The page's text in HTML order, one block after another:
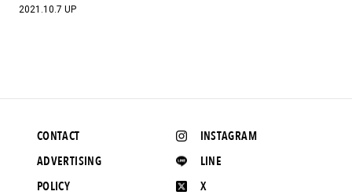
2021.10.7 UP
INSTAGRAM
LINE
X
CONTACT
ADVERTISING
POLICY